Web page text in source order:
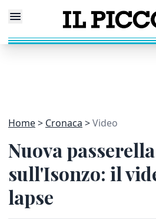
Home Cronaca Video
Nuova passerella
sull'Isonzo: il
lapse